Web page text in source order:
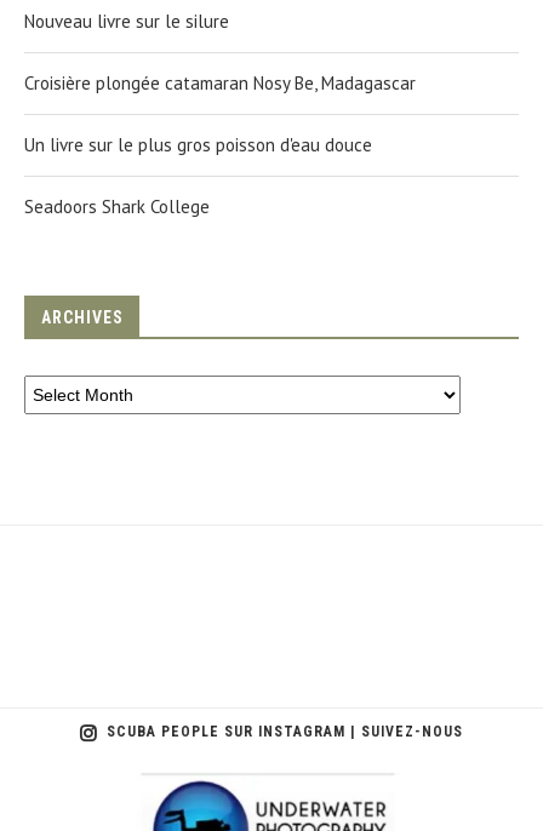
Nouveau livre sur le silure
Croisière plongée catamaran Nosy Be, Madagascar
Un livre sur le plus gros poisson d'eau douce
Seadoors Shark College
ARCHIVES
SCUBA PEOPLE SUR INSTAGRAM | SUIVEZ-NOUS
scuba_people_magazine